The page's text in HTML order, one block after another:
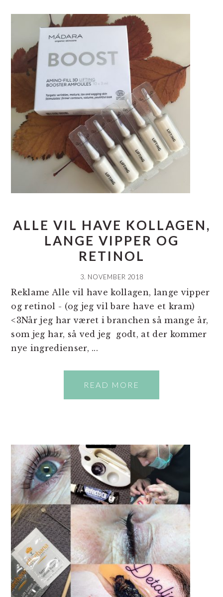
ALLE VIL HAVE KOLLAGEN,
LANGE VIPPER OG
RETINOL
3. NOVEMBER 2018
Reklame Alle vil have kollagen, lange vipper
og retinol - (og jeg vil bare have et kram)
<3Når jeg har været i branchen så mange år,
som jeg har, så ved jeg godt, at der kommer
nye ingredienser, ...
READ MORE